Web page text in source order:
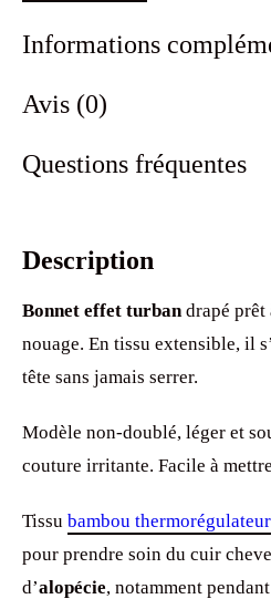
Informations
Avis (0)
Questions fréquentes
Description
Bonnet effet turbandrapé prêt
nouage. En tissu extensible, il
tête sans jamais serrer.
Modèle non-doublé, léger et
couture irritante. Facile à
Tissu bambou thermorégulateur
pour prendre soin du cuir
d’alopécie, notamment